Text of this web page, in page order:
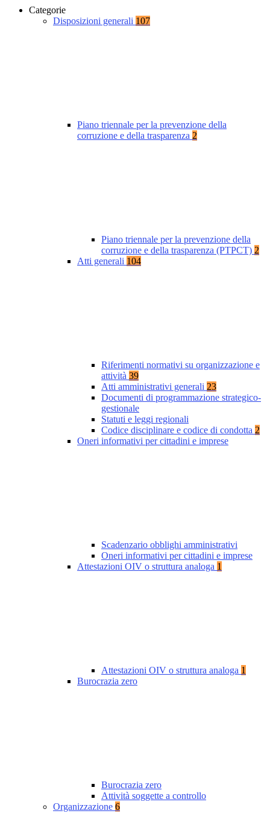
Categorie
Disposizioni generali 107
Piano triennale per la prevenzione della
corruzione e della trasparenza 2
Piano triennale per la prevenzione della
corruzione e della trasparenza (PTPCT) 2
Atti generali 104
Riferimenti normativi su organizzazione e
attività 39
Atti amministrativi generali 23
Documenti di programmazione strategico-
gestionale
Statuti e leggi regionali
Codice disciplinare e codice di condotta 2
Oneri informativi per cittadini e imprese
Scadenzario obblighi amministrativi
Oneri informativi per cittadini e imprese
Attestazioni OIV o struttura analoga 1
Attestazioni OIV o struttura analoga 1
Burocrazia zero
Burocrazia zero
Attività soggette a controllo
Organizzazione 6